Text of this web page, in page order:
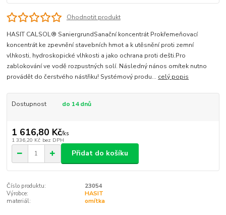
Ohodnotit produkt
HASIT CALSOL® SaniergrundSanační koncentrát Prokřemeňovací
koncentrát ke zpevnění stavebních hmot a k utěsnění proti zemní
vlhkosti, hydroskopické vlhkosti a jako ochrana proti dešti.Pro
zablokování ve vodě rozpustných solí. Následný nános omítek nutno
provádět do čerstvého nástřiku! Systémový produ... celý popis
Dostupnost do 14 dnů
1 616,80 Kč/ks
1 336,20 Kč bez DPH
Přidat do košíku
Číslo produktu:
23054
Výrobce:
HASIT
materiál:
omítka